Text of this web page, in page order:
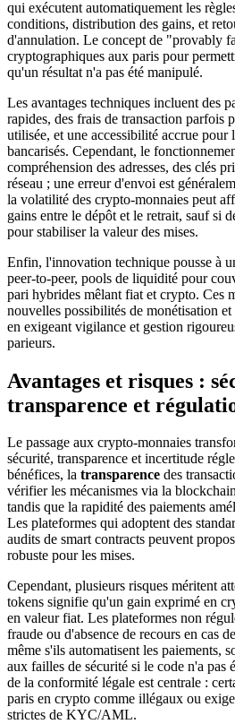
qui exécutent automatiquement les
conditions, distribution des gains, et
d'annulation. Le concept de "provably
cryptographiques aux paris pour
qu'un résultat n'a pas été manipulé.
Les avantages techniques incluent des
rapides, des frais de transaction parfois
utilisée, et une accessibilité accrue pour
bancarisés. Cependant, le
compréhension des adresses, des clés
réseau ; une erreur d'envoi est
la volatilité des crypto-monnaies peut
gains entre le dépôt et le retrait, sauf si
pour stabiliser la valeur des mises.
Enfin, l'innovation technique pousse à
peer-to-peer, pools de liquidité pour
pari hybrides mêlant fiat et crypto. Ces
nouvelles possibilités de monétisation
en exigeant vigilance et gestion
parieurs.
Avantages et risques :
transparence et
Le passage aux crypto-monnaies
sécurité, transparence et incertitude
bénéfices, la transparence des
vérifier les mécanismes via la
tandis que la rapidité des paiements
Les plateformes qui adoptent des
audits de smart contracts peuvent
robuste pour les mises.
Cependant, plusieurs risques méritent
tokens signifie qu'un gain exprimé en
en valeur fiat. Les plateformes non
fraude ou d'absence de recours en cas
même s'ils automatisent les paiements,
aux failles de sécurité si le code n'a pas
de la conformité légale est centrale :
paris en crypto comme illégaux ou
strictes de KYC/AML.